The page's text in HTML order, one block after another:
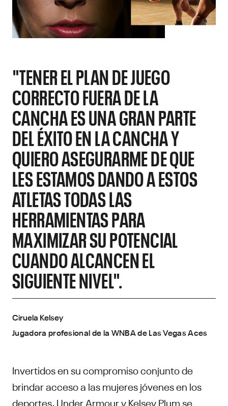
"TENER EL PLAN DE JUEGO
CORRECTO FUERA DE LA
CANCHA ES UNA GRAN PARTE
DEL ÉXITO EN LA CANCHA Y
QUIERO ASEGURARME DE QUE
LES ESTAMOS DANDO A ESTOS
ATLETAS TODAS LAS
HERRAMIENTAS PARA
MAXIMIZAR SU POTENCIAL
CUANDO ALCANCEN EL
SIGUIENTE NIVEL".
Ciruela Kelsey
Jugadora profesional de la WNBA de Las Vegas Aces
Invertidos en su compromiso conjunto de
brindar acceso a las mujeres jóvenes en los
deportes, Under Armour y Kelsey Plum se